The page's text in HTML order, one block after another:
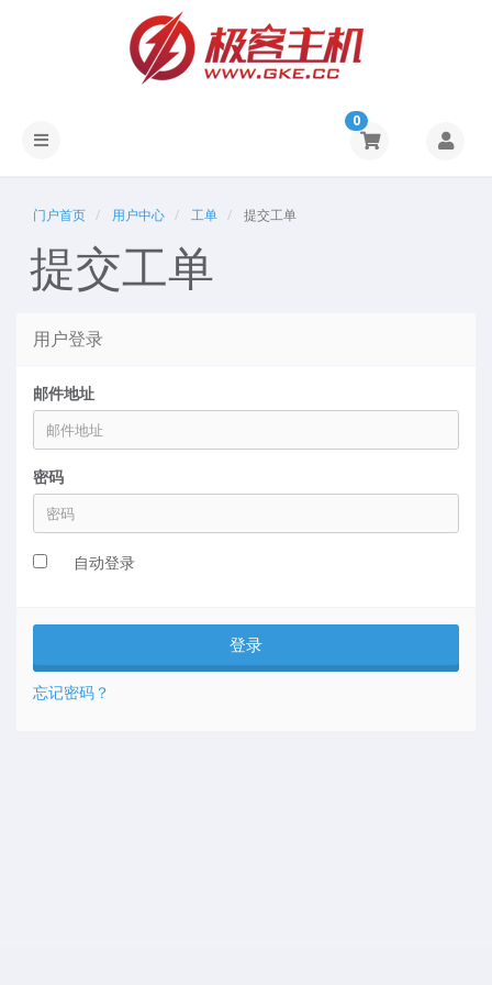
0
门户首页 用户中心 工单 提交工单
提交工单
用户登录
邮件地址
密码
自动登录
忘记密码？